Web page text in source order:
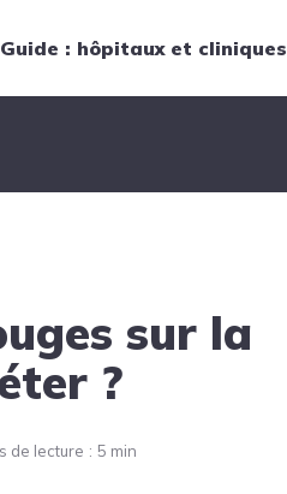
: hôpitaux et cliniques
sur la
?
de lecture 5 min